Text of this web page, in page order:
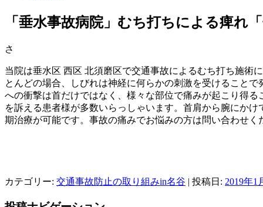
「垂水事故病院」むち打ちによる痺れ
さ
当院は垂水区 西区 北須磨区で交通事故によるむち打ち施術
とんどの場合、しびれは神経に何らかの刺激を受けること
への衝撃は首だけではなく、様々な部位で痛みが起こり得
を訴える患者様が多数いらっしゃいます。首肩から腕にか
期治療が可能です。事故の痛みでお悩みの方は問い合わせく
カテゴリー: 交通事故防止の取り組みin名谷 | 投稿日: 2019年1